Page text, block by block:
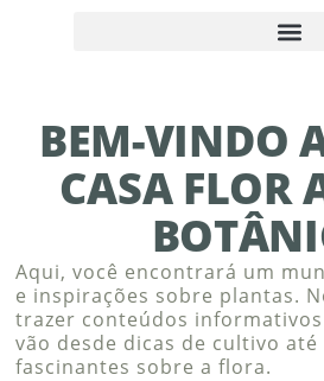
BEM-VINDO
CASA FLOR
Aqui, você encontrará um
e inspirações sobre plantas.
trazer conteúdos
vão desde dicas de cultivo
fascinantes sobre a flora.